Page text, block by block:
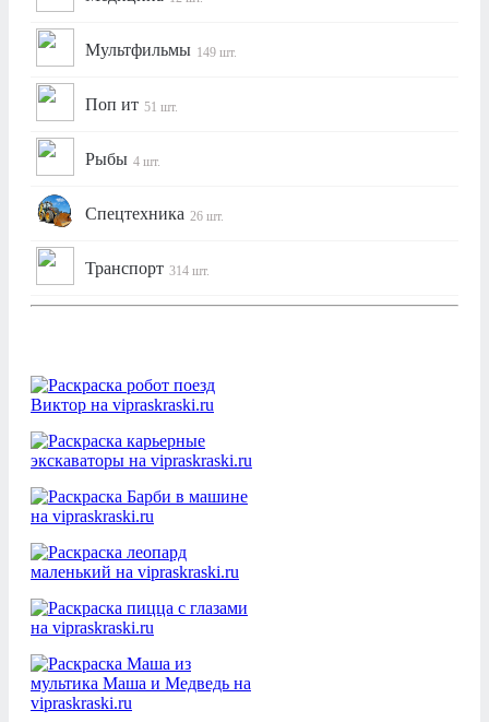
Мультфильмы 149 шт.
Поп ит 51 шт.
Рыбы 4 шт.
Спецтехника 26 шт.
Транспорт 314 шт.